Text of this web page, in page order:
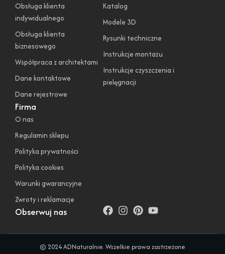
Firma
O nas
Regulamin sklepu
Polityka prywatności
Polityka cookies
Warunki gwarancyjne
Zwroty i reklamacje
Obsługa klienta
indywidualnego
Obsługa klienta
biznesowego
Współpraca z architektami
Dane kontaktowe
Dane rejestrowe
Katalog
Modele 3D
Rysunki techniczne
Instrukcje montażu
Instrukcje czyszczenia i
pielęgnacji
Obserwuj nas
© 2024 ADNaturalnie. Wszelkie prawa zastrzeżone